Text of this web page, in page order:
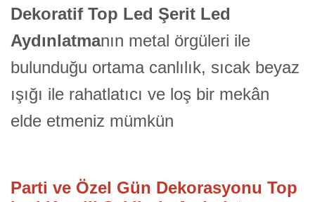
Dekoratif Top Led Şerit Led
Aydınlatmanın metal örgüleri ile
bulunduğu ortama canlılık, sıcak beyaz
ışığı ile rahatlatıcı ve loş bir mekân
elde etmeniz mümkün
Parti ve Özel Gün Dekorasyonu Top